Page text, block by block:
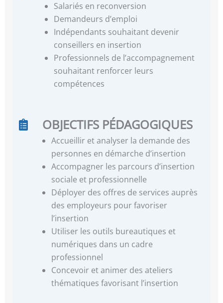
Salariés en reconversion
Demandeurs d’emploi
Indépendants souhaitant devenir
conseillers en insertion
Professionnels de l’accompagnement
souhaitant renforcer leurs
compétences
OBJECTIFS PÉDAGOGIQUES
Accueillir et analyser la demande des
personnes en démarche d’insertion
Accompagner les parcours d’insertion
sociale et professionnelle
Déployer des offres de services auprès
des employeurs pour favoriser
l’insertion
Utiliser les outils bureautiques et
numériques dans un cadre
professionnel
Concevoir et animer des ateliers
thématiques favorisant l’insertion